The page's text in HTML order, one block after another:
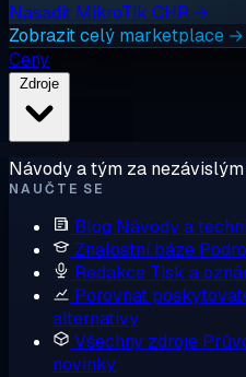
Nasadit MikroTik CHR →
Zobrazit celý marketplace →
Ceny
Návody a tým za
NAUČTE SE
Blog Návody a
Znalostní báze
Redakce Tisk a
Porovnat
alternativy
Všechny zdroje
novinky